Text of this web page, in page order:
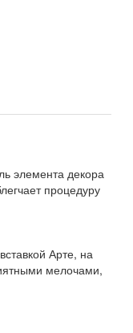
элемента декора
процедуру
Арте, на
мелочами,